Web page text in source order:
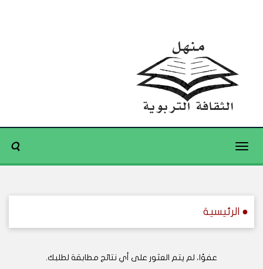
Toggle
● الرئيسية
عفوًا، لم يتم العثور على أي نتائج مطابقة لطلبك.